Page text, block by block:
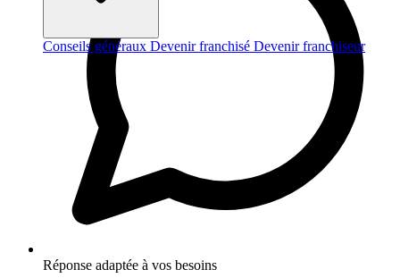
Conseils généraux Devenir franchisé Devenir franchiseur
Réponse adaptée à vos besoins